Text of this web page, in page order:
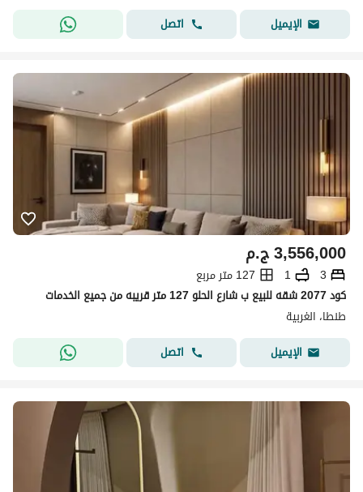
الإيميل
اتصل
ج.م3,556,000
3
1
127 متر مربع
كود 2077 شقه للبيع ب شارع الحلو 127 متر قريبه من جميع الخدمات
طنطا، الغربية
الإيميل
اتصل